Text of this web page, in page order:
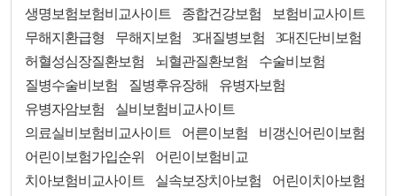
생명보험보험비교사이트
종합건강보험
보험비교사이트
무해지환급형
무해지보험 3대질병보험
3대진단비보험
허혈성심장질환보험
뇌혈관질환보험
수술비보험
질병수술비보험
질병후유장해
유병자보험
유병자암보험
실비보험비교사이트
의료실비보험비교사이트
어른이보험
비갱신어린이보험
어린이보험가입순위
어린이보험비교
치아보험비교사이트
실속보장치아보험
어린이치아보험